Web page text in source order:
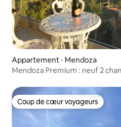
Appartement ⋅ Mendoza
Mendoza Premium : neuf 2
Coup de cœur voyageurs
Coup de cœur voyageurs